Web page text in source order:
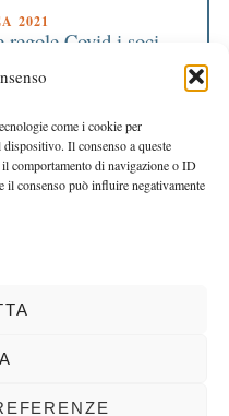
come i cookie per
Il consenso a queste
comportamento di navigazione o ID
consenso può influire negativamente
2021
regole Covid i soci
forze per superare
GAROLFO E BUGUGGIATE